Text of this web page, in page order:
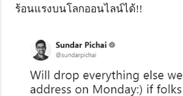
ร้อนแรงบนโลกออนไลน์ได้!!